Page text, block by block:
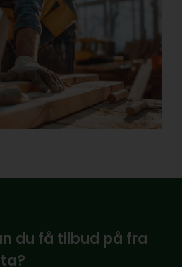
du få tilbud på fra